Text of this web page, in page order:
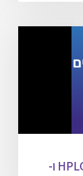
סמינר פיתוח שיטות ב- HPLC, UHPLC ו-